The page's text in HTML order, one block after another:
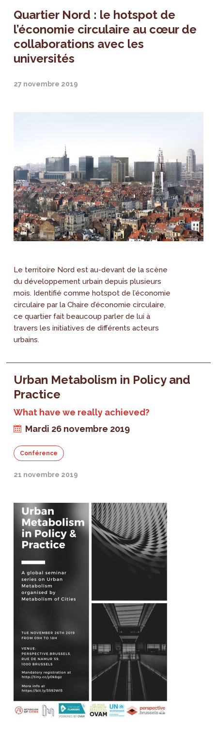
Quartier Nord : le hotspot de
l’économie circulaire au cœur de
collaborations avec les
universités
27 novembre 2019
Le territoire Nord est au-devant de la scène
du développement urbain depuis plusieurs
mois. Identifié comme hotspot de l’économie
circulaire par la Chaire d’économie circulaire,
ce quartier fait beaucoup parler de lui à
travers les initiatives de différents acteurs
urbains.
Urban Metabolism in Policy and
Practice
What have we really achieved?
Mardi 26 novembre 2019
Conférence
21 novembre 2019